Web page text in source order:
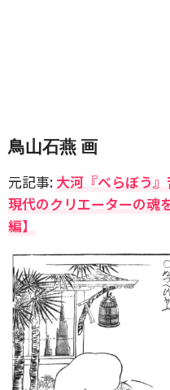
鳥山石燕 画
元記事:大河『べらぼう』
現代のクリエーターの魂
編】